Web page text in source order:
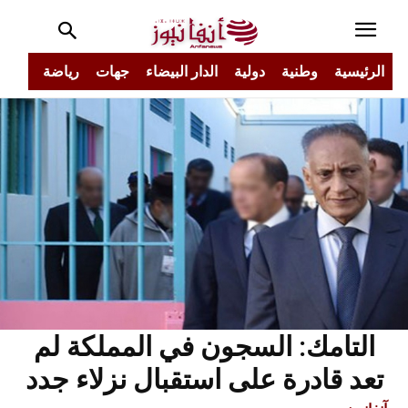
الرئيسية وطنية دولية الدار البيضاء جهات رياضة
التامك: السجون في المملكة لم
تعد قادرة على استقبال نزلاء جدد